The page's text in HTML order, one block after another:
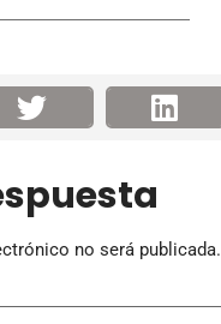
no será publicada.